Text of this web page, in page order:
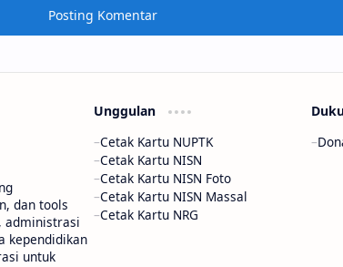
Posting Komentar
dan tools
administrasi
kependidikan
untuk
Unggulan
Cetak Kartu NUPTK
Cetak Kartu NISN
Cetak Kartu NISN Foto
Cetak Kartu NISN Massal
Cetak Kartu NRG